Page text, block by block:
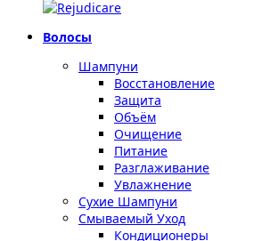
Волосы
Шампуни
Восстановление
Защита
Объём
Очищение
Питание
Разглаживание
Увлажнение
Сухие Шампуни
Смываемый Уход
Кондиционеры